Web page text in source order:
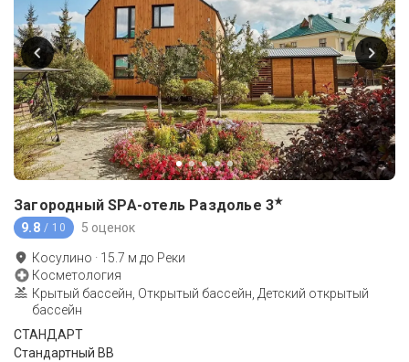
Загородный SPA-отель Раздолье 3★
9.8 / 10 5 оценок
Косулино · 15.7 м до Реки
Косметология
Крытый бассейн, Открытый бассейн, Детский открытый
бассейн
СТАНДАРТ
Стандартный ВВ